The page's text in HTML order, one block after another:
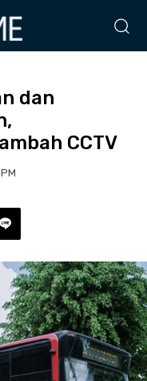
dan
CCTV